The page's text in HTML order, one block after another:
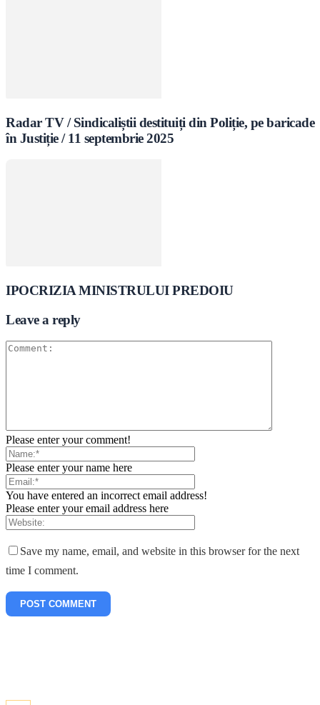
Radar TV / Sindicaliștii destituiți din Poliție, pe baricade
în Justiție / 11 septembrie 2025
IPOCRIZIA MINISTRULUI PREDOIU
Leave a reply
Please enter your comment!
Please enter your name here
You have entered an incorrect email address!
Please enter your email address here
Save my name, email, and website in this browser for the next
time I comment.